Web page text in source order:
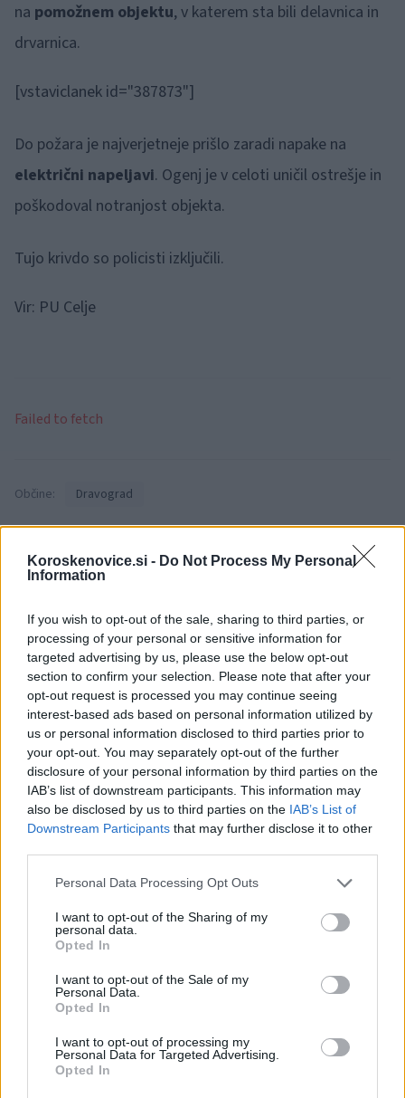
Koroskenovice.si - Do Not Process My Personal
Information
If you wish to opt-out of the sale, sharing to third parties, or
processing of your personal or sensitive information for
targeted advertising by us, please use the below opt-out
section to confirm your selection. Please note that after your
opt-out request is processed you may continue seeing
interest-based ads based on personal information utilized by
us or personal information disclosed to third parties prior to
your opt-out. You may separately opt-out of the further
disclosure of your personal information by third parties on the
IAB’s list of downstream participants. This information may
also be disclosed by us to third parties on the IAB’s List of
Downstream Participants that may further disclose it to other
Please note that this website/app uses one or more Google
not limited to your visit or usage behaviour. You may click to
grant or deny consent to Google and its third-party tags to
use your data for below specified purposes in below Google
consent section.
Personal Data Processing Opt Outs
I want to opt-out of the Sharing of my
personal data.
Opted In
I want to opt-out of the Sale of my
Personal Data.
Opted In
I want to opt-out of processing my
Personal Data for Targeted Advertising.
Opted In
na pomožnem objektu, v katerem sta bili delavnica in
drvarnica.
[vstaviclanek id="387873"]
Do požara je najverjetneje prišlo zaradi napake na
električni napeljavi. Ogenj je v celoti uničil ostrešje in
poškodoval notranjost objekta.
Tujo krivdo so policisti izključili.
Vir: PU Celje
Failed to fetch
Občine: Dravograd
pomožni objekt
požar
Več iz kraja Dravograd
Cesta med Ravnami na
predčasno odprta za promet
Koroška slavi državne prvake v
pripravljajo sprejem
Freestyle navdušuje s poletno
prilagojenimi cenami koles
Do novembra zaradi sanacije